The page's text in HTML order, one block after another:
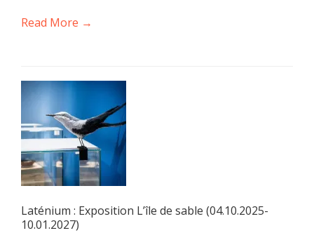
Read More →
Laténium : Exposition L’île de sable (04.10.2025-
10.01.2027)